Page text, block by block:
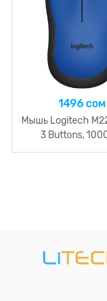
1496 сом
Мышь Logitech
3 Buttons,
беспроводная,